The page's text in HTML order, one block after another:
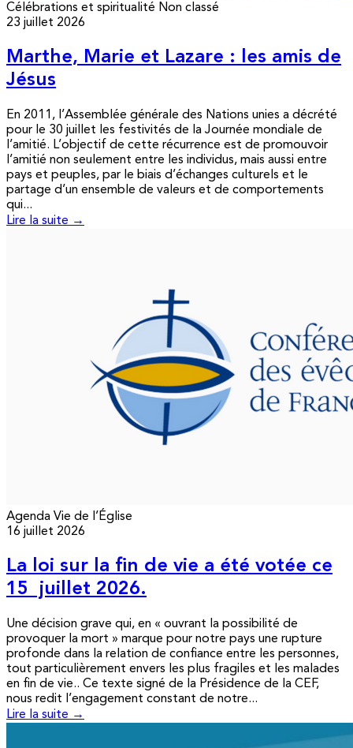
Célébrations et spiritualité Non classé
23 juillet 2026
Marthe, Marie et Lazare : les amis de
Jésus
En 2011, l’Assemblée générale des Nations unies a décrété
pour le 30 juillet les festivités de la Journée mondiale de
l’amitié. L’objectif de cette récurrence est de promouvoir
l’amitié non seulement entre les individus, mais aussi entre
pays et peuples, par le biais d’échanges culturels et le
partage d’un ensemble de valeurs et de comportements
qui...
Lire la suite →
Agenda Vie de l’Église
16 juillet 2026
La loi sur la fin de vie a été votée ce
15 juillet 2026.
Une décision grave qui, en « ouvrant la possibilité de
provoquer la mort » marque pour notre pays une rupture
profonde dans la relation de confiance entre les personnes,
tout particulièrement envers les plus fragiles et les malades
en fin de vie.. Ce texte signé de la Présidence de la CEF,
nous redit l’engagement constant de notre...
Lire la suite →